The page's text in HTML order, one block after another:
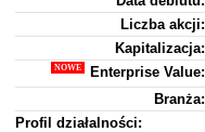
Liczba akcji:
Kapitalizacja:
Enterprise Value:
Branża:
Profil działalności: